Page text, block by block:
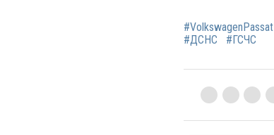
#VolkswagenPassat
#ДСНС
#ГСЧС